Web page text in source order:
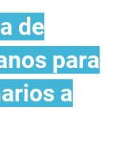
de
para
a